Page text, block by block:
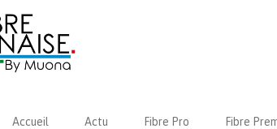
Accueil Actu Fibre Pro Fibre